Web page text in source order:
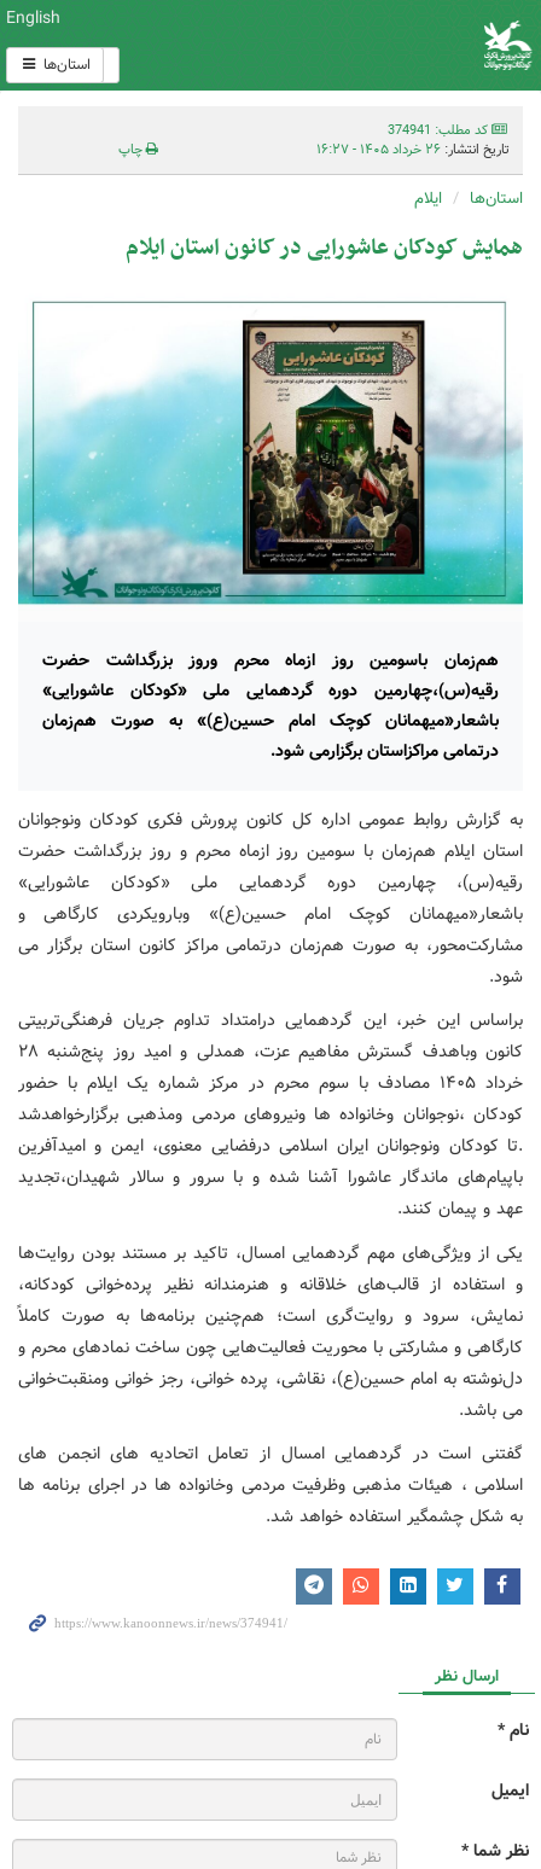
English
استان‌ها
کد مطلب: 374941
تاریخ انتشار: ۲۶ خرداد ۱۴۰۵ - ۱۶:۲۷ چاپ
استان‌ها ایلام
همایش کودکان عاشورایی در کانون استان ایلام
هم‌زمان باسومین روز ازماه محرم وروز بزرگداشت حضرت
رقیه(س)،چهارمین دوره گردهمایی ملی «کودکان عاشورایی»
باشعار«میهمانان کوچک امام حسین(ع)» به صورت هم‌زمان
درتمامی مراکزاستان برگزارمی شود.
به گزارش روابط عمومی اداره کل کانون پرورش فکری کودکان ونوجوانان
استان ایلام هم‌زمان با سومین روز ازماه محرم و روز بزرگداشت حضرت
رقیه(س)، چهارمین دوره گردهمایی ملی «کودکان عاشورایی»
باشعار«میهمانان کوچک امام حسین(ع)» وبارویکردی کارگاهی و
مشارکت‌محور، به صورت هم‌زمان درتمامی مراکز کانون استان برگزار می
شود.
براساس این خبر، این گردهمایی درامتداد تداوم جریان فرهنگی‌تربیتی
کانون وباهدف گسترش مفاهیم عزت، همدلی و امید روز پنج‌شنبه ۲۸
خرداد ۱۴۰۵ مصادف با سوم محرم در مرکز شماره یک ایلام با حضور
کودکان ،نوجوانان وخانواده ها ونیروهای مردمی ومذهبی برگزارخواهدشد
.تا کودکان ونوجوانان ایران اسلامی درفضایی معنوی، ایمن و امیدآفرین
باپیام‌های ماندگار عاشورا آشنا شده و با سرور و سالار شهیدان،‌تجدید
عهد و پیمان کنند.
یکی از ویژگی‌های مهم گردهمایی امسال، تاکید بر مستند بودن روایت‌ها
و استفاده از قالب‌های خلاقانه و هنرمندانه نظیر پرده‌خوانی کودکانه‌،
نمایش، سرود و روایت‌گری است؛‌ هم‌چنین برنامه‌ها به صورت کاملاً
کارگاهی و مشارکتی با محوریت فعالیت‌هایی چون ساخت نمادهای محرم و
دل‌نوشته به امام حسین(ع)،‌ نقاشی، پرده خوانی،‌ رجز خوانی ومنقبت‌خوانی
می باشد.
گفتنی است در گردهمایی امسال از تعامل اتحادیه های انجمن های
اسلامی ، هیئات مذهبی وظرفیت مردمی وخانواده ها در اجرای برنامه ها
به شکل چشمگیر استفاده خواهد شد.
ارسال نظر
نام *
ایمیل
نظر شما *